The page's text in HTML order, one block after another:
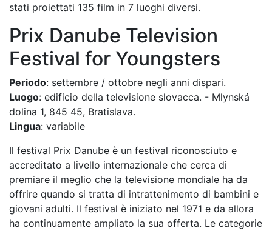
stati proiettati 135 film in 7 luoghi diversi.
Prix ​​Danube Television
Festival for Youngsters
Periodo: settembre / ottobre negli anni dispari.
Luogo: edificio della televisione slovacca. - Mlynská
dolina 1, 845 45, Bratislava.
Lingua: variabile
Il festival Prix Danube è un festival riconosciuto e
accreditato a livello internazionale che cerca di
premiare il meglio che la televisione mondiale ha da
offrire quando si tratta di intrattenimento di bambini e
giovani adulti. Il festival è iniziato nel 1971 e da allora
ha continuamente ampliato la sua offerta. Le categorie